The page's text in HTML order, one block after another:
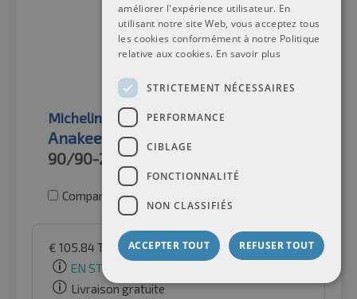
Michelin
Anakee Wild Front
90/90-21
54R
Comparer les pneus
€ 105.84TVA inclusepar Auto-Raifen GmbH
EN STOCK
Livraison gratuite
améliorer l'expérience utilisateur. En
utilisant notre site Web, vous acceptez tous
les cookies conformément à notre Politique
relative aux cookies. En savoir plus
STRICTEMENT NÉCESSAIRES
PERFORMANCE
CIBLAGE
FONCTIONNALITÉ
NON CLASSIFIÉS
ACCEPTER TOUT REFUSER TOUT